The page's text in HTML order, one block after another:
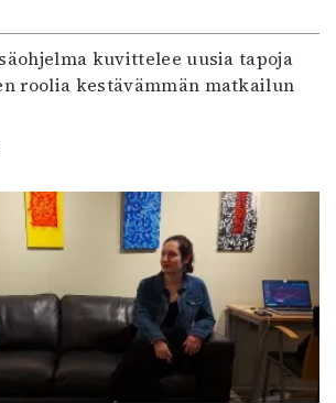
kuvittelee uusia tapoja
roolia kestävämmän matkailun